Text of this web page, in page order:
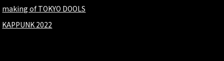
making of TOKYO DOOLS
KAPPUNK 2022